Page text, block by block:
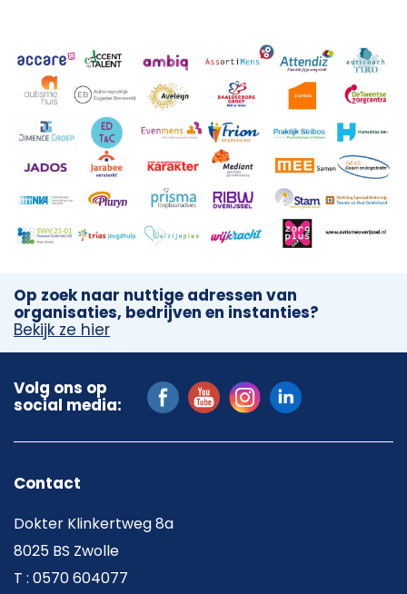
Op zoek naar nuttige adressen van
organisaties, bedrijven en instanties?
Bekijk ze hier
Volg ons op
social media:
Contact
Dokter Klinkertweg 8a
8025 BS Zwolle
T : 0570 604077